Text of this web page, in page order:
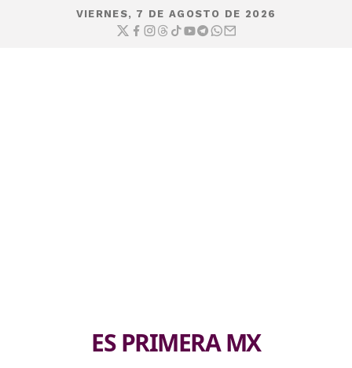
VIERNES, 7 DE AGOSTO DE 2026
ES PRIMERA MX